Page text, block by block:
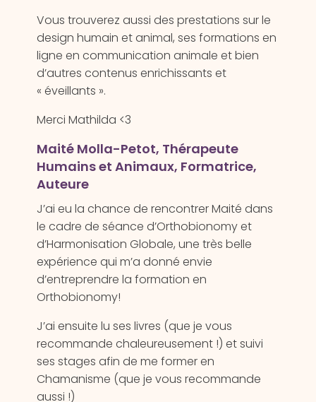
Vous trouverez aussi des prestations sur le
design humain et animal, ses formations en
ligne en communication animale et bien
d’autres contenus enrichissants et
« éveillants ».
Merci Mathilda <3
Maité Molla-Petot, Thérapeute
Humains et Animaux, Formatrice,
Auteure
J’ai eu la chance de rencontrer Maité dans
le cadre de séance d’Orthobionomy et
d’Harmonisation Globale, une très belle
expérience qui m’a donné envie
d’entreprendre la formation en
Orthobionomy!
J’ai ensuite lu ses livres (que je vous
recommande chaleureusement !) et suivi
ses stages afin de me former en
Chamanisme (que je vous recommande
aussi !)